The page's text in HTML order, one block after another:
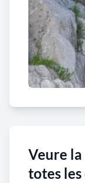
Veure
totes